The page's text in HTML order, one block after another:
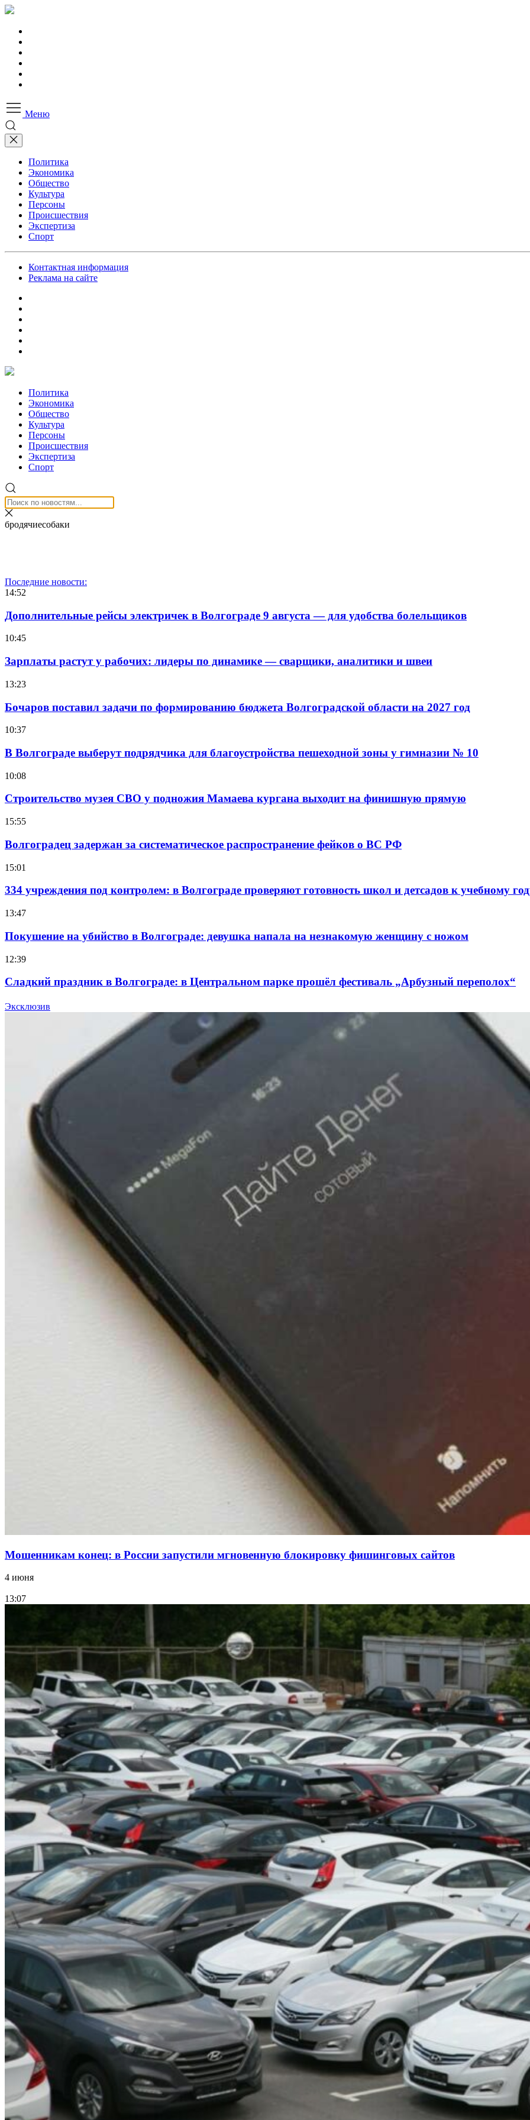
Меню
Политика
Экономика
Общество
Культура
Персоны
Происшествия
Экспертиза
Спорт
Контактная информация
Реклама на сайте
Политика
Экономика
Общество
Культура
Персоны
Происшествия
Экспертиза
Спорт
бродячиесобаки
Последние новости:
14:52
Дополнительные рейсы электричек в Волгограде 9 августа — для удобства болельщиков
10:45
Зарплаты растут у рабочих: лидеры по динамике — сварщики, аналитики и швеи
13:23
Бочаров поставил задачи по формированию бюджета Волгоградской области на 2027 год
10:37
В Волгограде выберут подрядчика для благоустройства пешеходной зоны у гимназии № 10
10:08
Строительство музея СВО у подножия Мамаева кургана выходит на финишную прямую
15:55
Волгоградец задержан за систематическое распространение фейков о ВС РФ
15:01
334 учреждения под контролем: в Волгограде проверяют готовность школ и детсадов к учебному
13:47
Покушение на убийство в Волгограде: девушка напала на незнакомую женщину с ножом
12:39
Сладкий праздник в Волгограде: в Центральном парке прошёл фестиваль „Арбузный переполох“
15:10
Волгоградские компании нарастили экспорт: заключены контракты на 3,6 млн долларов
Эксклюзив
Мошенникам конец: в России запустили мгновенную блокировку фишинговых сайтов
4 июня
13:07